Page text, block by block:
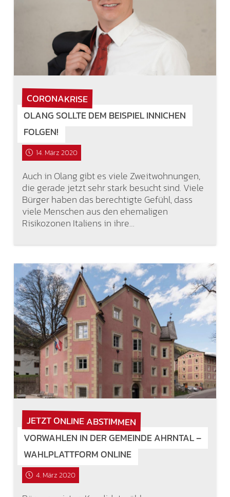
CORONAKRISE
OLANG SOLLTE DEM BEISPIEL INNICHEN
FOLGEN!
14. März 2020
Auch in Olang gibt es viele Zweitwohnungen,
die gerade jetzt sehr stark besucht sind. Viele
Bürger haben das berechtigte Gefühl, dass
viele Menschen aus den ehemaligen
Risikozonen Italiens in ihre…
JETZT ONLINE ABSTIMMEN
VORWAHLEN IN DER GEMEINDE AHRNTAL –
WAHLPLATTFORM ONLINE
4. März 2020